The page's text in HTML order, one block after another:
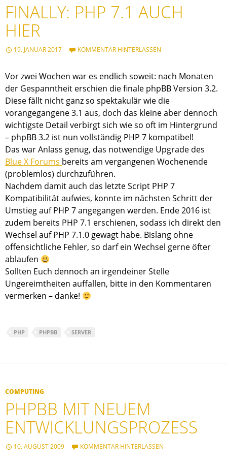
FINALLY: PHP 7.1 AUCH
HIER
19. JANUAR 2017 KOMMENTAR HINTERLASSEN
Vor zwei Wochen war es endlich soweit: nach Monaten
der Gespanntheit erschien die finale phpBB Version 3.2.
Diese fällt nicht ganz so spektakulär wie die
vorangegangene 3.1 aus, doch das kleine aber dennoch
wichtigste Detail verbirgt sich wie so oft im Hintergrund
– phpBB 3.2 ist nun vollständig PHP 7 kompatibel!
Das war Anlass genug, das notwendige Upgrade des
Blue X Forums bereits am vergangenen Wochenende
(problemlos) durchzuführen.
Nachdem damit auch das letzte Script PHP 7
Kompatibilität aufwies, konnte im nächsten Schritt der
Umstieg auf PHP 7 angegangen werden. Ende 2016 ist
zudem bereits PHP 7.1 erschienen, sodass ich direkt den
Wechsel auf PHP 7.1.0 gewagt habe. Bislang ohne
offensichtliche Fehler, so darf ein Wechsel gerne öfter
ablaufen
Sollten Euch dennoch an irgendeiner Stelle
Ungereimtheiten auffallen, bitte in den Kommentaren
vermerken – danke!
PHP PHPBB SERVER
COMPUTING
PHPBB MIT NEUEM
ENTWICKLUNGSPROZESS
10. AUGUST 2009 KOMMENTAR HINTERLASSEN